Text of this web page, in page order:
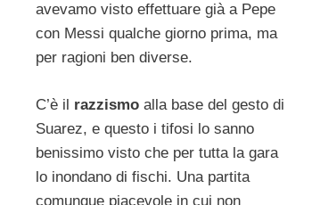
avevamo visto effettuare già a Pepe
con Messi qualche giorno prima, ma
per ragioni ben diverse.
C’è il razzismo alla base del gesto di
Suarez, e questo i tifosi lo sanno
benissimo visto che per tutta la gara
lo inondano di fischi. Una partita
comunque piacevole in cui non